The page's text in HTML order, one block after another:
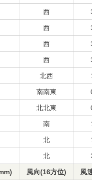
西
西
西
西
北西
南南東
北北東
南
北
北
風向(16方位) 風